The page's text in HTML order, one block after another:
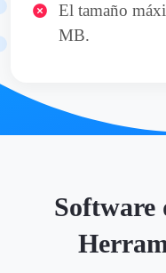
El tamaño
MB.
Software